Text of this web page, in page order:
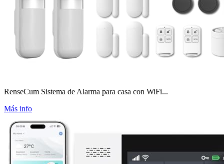
RenseCum Sistema de Alarma para casa con WiFi...
Más info